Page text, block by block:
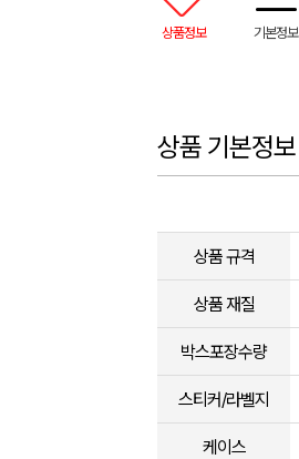
상품정보 기본정보
상품 기본정보
상품 규격
상품 재질
박스포장수량
스티커/라벨지
케이스